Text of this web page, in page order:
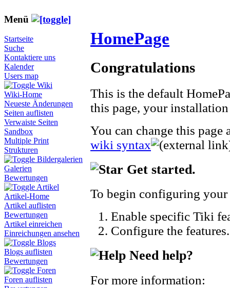
Menü
Startseite
Suche
Kontaktiere uns
Kalender
Users map
Wiki
Wiki-Home
Neueste Änderungen
Seiten auflisten
Verwaiste Seiten
Sandbox
Multiple Print
Strukturen
Bildergalerien
Galerien
Bewertungen
Artikel
Artikel-Home
Artikel auflisten
Bewertungen
Artikel einreichen
Einreichungen ansehen
Blogs
Blogs auflisten
Bewertungen
Foren
Foren auflisten
HomePage
Congratulations
This is the default
this page, your
You can change this
wiki syntax
Get started.
To begin configuring your
Enable specific Tiki
Configure the features.
Need help?
For more information: